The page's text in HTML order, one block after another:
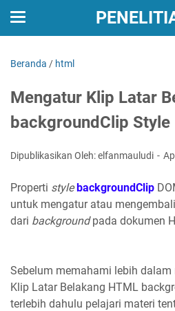
Beranda / html
Mengatur Klip Latar
backgroundClip Style
Dipublikasikan Oleh: elfanmauludi
Properti style backgroundClip
untuk mengatur atau
dari backgroundpada dokumen
Sebelum memahami lebih
Klip Latar Belakang HTML
terlebih dahulu pelajari materi